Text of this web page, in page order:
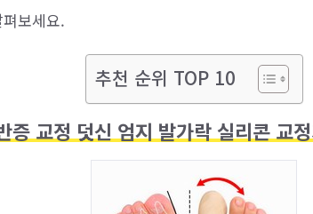
보세요.
추천 순위 TOP 10
증 교정 덧신 엄지 발가락 실리콘 교